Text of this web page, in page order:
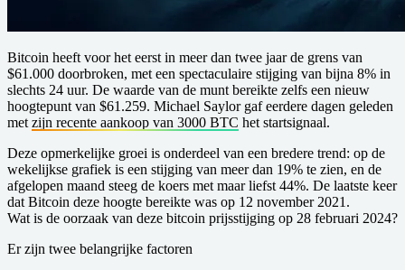
Bitcoin heeft voor het eerst in meer dan twee jaar de grens van
$61.000 doorbroken, met een spectaculaire stijging van bijna 8% in
slechts 24 uur. De waarde van de munt bereikte zelfs een nieuw
hoogtepunt van $61.259. Michael Saylor gaf eerdere dagen geleden
met zijn recente aankoop van 3000 BTC het startsignaal.
Deze opmerkelijke groei is onderdeel van een bredere trend: op de
wekelijkse grafiek is een stijging van meer dan 19% te zien, en de
afgelopen maand steeg de koers met maar liefst 44%. De laatste keer
dat Bitcoin deze hoogte bereikte was op 12 november 2021.
W at is de oorzaak van deze bitcoin prijsstijging op 28 februari 2024?
E r zijn twee belangrijke factoren